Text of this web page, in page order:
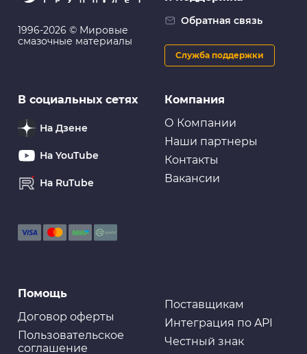
Антигель для дизельного топлива (946 мл) ABRO
VMP AUTO Реметаллизант Resurs Next, 75г
Присадки и модификаторы
Быстрый старт 520 мл 3ton TC-527
1996-2026 © Мировые
смазочные материалы
Компания
О Компании
Наши партнеры
Контакты
Вакансии
Помощь
Договор оферты
Пользовательское
соглашение
Поставщикам
Интеграция по API
Честный знак
Обратная связь
Служба поддержки
В социальных сетях
На Дзене
На YouTube
На RuTube